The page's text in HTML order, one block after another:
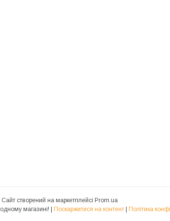
Сайт створений на маркетплейсі Prom.ua
Поскаржитися на контент Політика